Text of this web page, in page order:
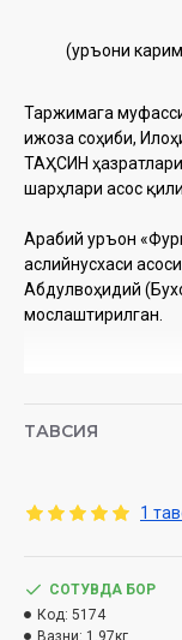
(Қуръони
Таржимага
ижоза соҳиби,
ТАҲСИН
шарҳлари асос
Арабий Қуръон
аслийнусхаси
Абдулвоҳидий
мослаштирилган.
уларнинг энг яхши
қўшимча
ТАВСИЯ
1
СОТУВДА БОР
Код: 5174